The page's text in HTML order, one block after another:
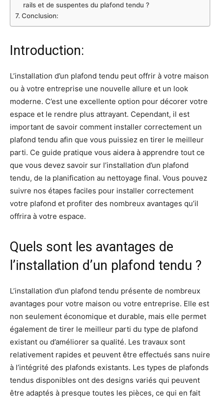
rails et de suspentes du plafond tendu ?
Conclusion:
Introduction:
L’installation d’un plafond tendu peut offrir à votre maison
ou à votre entreprise une nouvelle allure et un look
moderne. C’est une excellente option pour décorer votre
espace et le rendre plus attrayant. Cependant, il est
important de savoir comment installer correctement un
plafond tendu afin que vous puissiez en tirer le meilleur
parti. Ce guide pratique vous aidera à apprendre tout ce
que vous devez savoir sur l’installation d’un plafond
tendu, de la planification au nettoyage final. Vous pouvez
suivre nos étapes faciles pour installer correctement
votre plafond et profiter des nombreux avantages qu’il
offrira à votre espace.
Quels sont les avantages de
l’installation d’un plafond tendu ?
L’installation d’un plafond tendu présente de nombreux
avantages pour votre maison ou votre entreprise. Elle est
non seulement économique et durable, mais elle permet
également de tirer le meilleur parti du type de plafond
existant ou d’améliorer sa qualité. Les travaux sont
relativement rapides et peuvent être effectués sans nuire
à l’intégrité des plafonds existants. Les types de plafonds
tendus disponibles ont des designs variés qui peuvent
être adaptés à presque toutes les pièces, ce qui en fait